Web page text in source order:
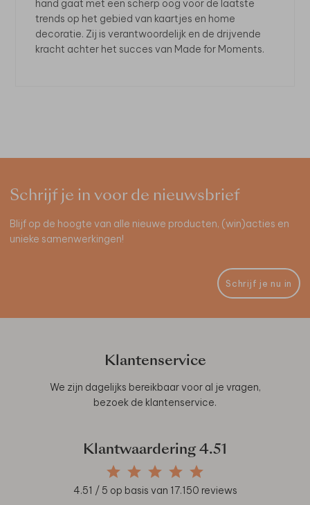
hand gaat met een scherp oog voor de laatste
trends op het gebied van kaartjes en home
decoratie. Zij is verantwoordelijk en de drijvende
kracht achter het succes van Made for Moments.
Schrijf je in voor de nieuwsbrief
Blijf op de hoogte van alle nieuwe producten, (win)acties en
unieke samenwerkingen!
Schrijf je nu in
Klantenservice
We zijn dagelijks bereikbaar voor al je vragen,
bezoek de klantenservice.
Klantwaardering 4.51
4.51 / 5 op basis van 17.150 reviews